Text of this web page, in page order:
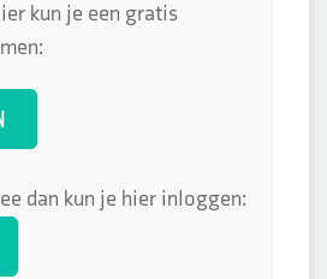
kun je een gratis
dan kun je hier inloggen: